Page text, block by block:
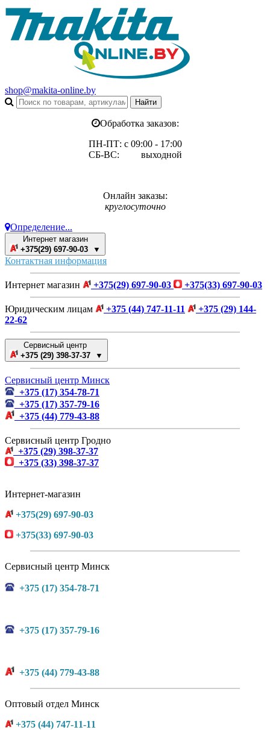
shop@makita-online.by
Обработка заказов:
ПН-ПТ: с 09:00 - 17:00
СБ-ВС: выходной
Онлайн заказы:
круглосуточно
Определение...
Интернет магазин
+375(29) 697-90-03 ▼
Контактная информация
Интернет магазин +375(29) 697-90-03 +375(33) 697-90-03
Юридическим лицам +375 (44) 747-11-11
+375 (29) 144-
22-62
Сервисный центр
+375 (29) 398-37-37 ▼
Сервисный центр Минск
+375 (17) 354-78-71
+375 (17) 357-79-16
+375 (44) 779-43-88
Сервисный центр Гродно
+375 (29) 398-37-37
+375 (33) 398-37-37
Интернет-магазин
+375(29) 697-90-03
+375(33) 697-90-03
Сервисный центр Минск
+375 (17) 354-78-71
+375 (17) 357-79-16
+375 (44) 779-43-88
Оптовый отдел Минск
+375 (44) 747-11-11